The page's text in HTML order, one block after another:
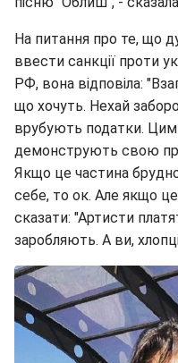
На питання про те, що
ввести санкції проти
РФ, вона відповіла:
що хочуть. Нехай
врубують податки.
демонструють свою
Якщо це частина
себе, то ок. Але якщо
сказати: "Артисти
заробляють. А ви,